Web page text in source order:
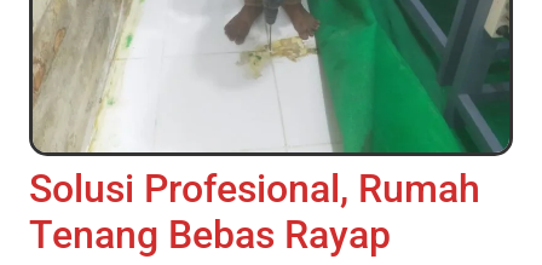
Solusi Profesional, Rumah
Tenang Bebas Rayap